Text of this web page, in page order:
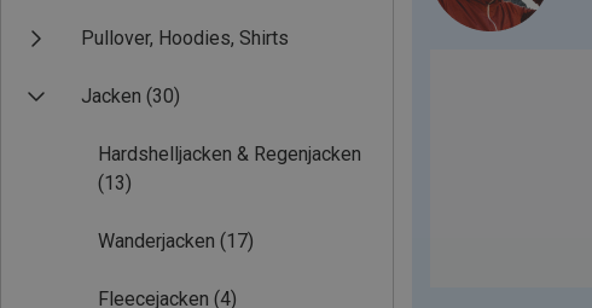
Pullover, Hoodies, Shirts
Jacken (30)
Hardshelljacken & Regenjacken
(13)
Wanderjacken (17)
Fleecejacken (4)